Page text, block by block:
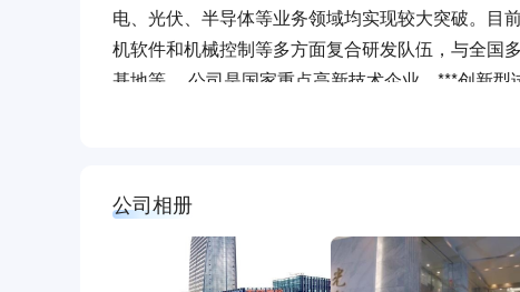
电、光伏、半导体等业务领域均实现较大突破。目
机软件和机械控制等多方面复合研发队伍，与全国
基地等。 公司是国家重点高新技术企业、***创新
造业重点企业、深圳自主创新领军企业，主要科研
公司相册